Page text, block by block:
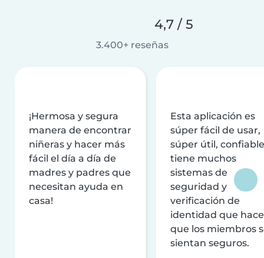
4,7 / 5
3.400+ reseñas
¡Hermosa y segura
manera de encontrar
niñeras y hacer más
fácil el día a día de
madres y padres que
necesitan ayuda en
casa!
Esta aplicación es
súper fácil de usar,
súper útil,
tiene muchos
sistemas de
seguridad y
verificación de
identidad que
que los miembros
sientan seguros.